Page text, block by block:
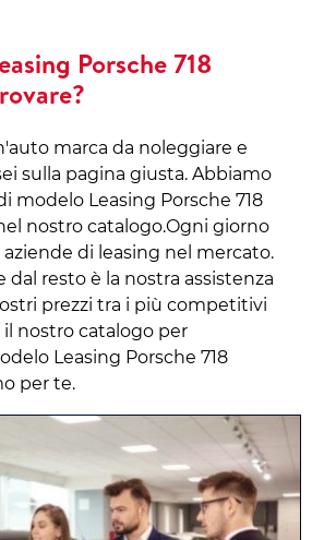
Porsche 718
marca da noleggiare e
sulla pagina giusta. Abbiamo
modelo Leasing Porsche 718
nostro catalogo.Ogni giorno
di leasing nel mercato.
resto è la nostra assistenza
prezzi tra i più competitivi
nostro catalogo per
Leasing Porsche 718
per te.